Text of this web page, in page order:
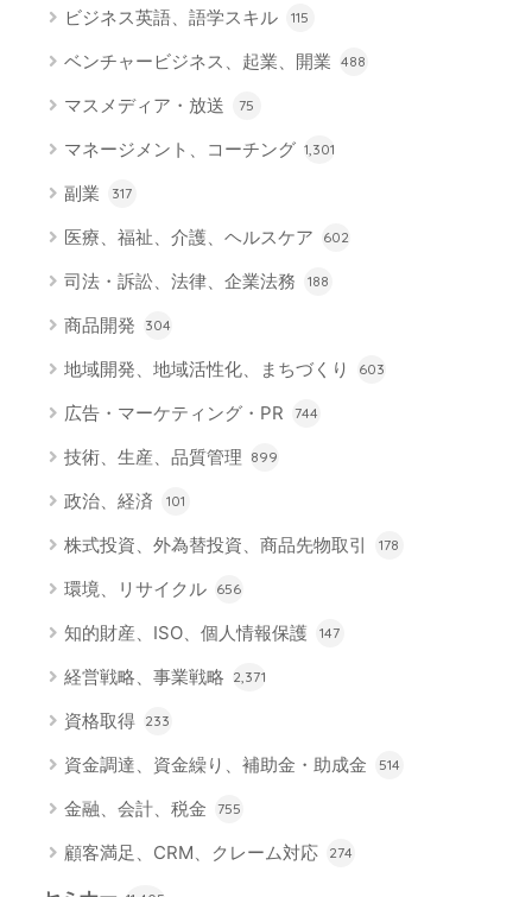
ビジネス英語、語学スキル 115
ベンチャービジネス、起業、開業 488
マスメディア・放送 75
マネージメント、コーチング 1,301
副業 317
医療、福祉、介護、ヘルスケア 602
司法・訴訟、法律、企業法務 188
商品開発 304
地域開発、地域活性化、まちづくり 603
広告・マーケティング・PR 744
技術、生産、品質管理 899
政治、経済 101
株式投資、外為替投資、商品先物取引 178
環境、リサイクル 656
知的財産、ISO、個人情報保護 147
経営戦略、事業戦略 2,371
資格取得 233
資金調達、資金繰り、補助金・助成金 514
金融、会計、税金 755
顧客満足、CRM、クレーム対応 274